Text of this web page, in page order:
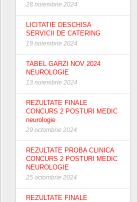
28 noiembrie 2024
LICITATIE DESCHISA
SERVICII DE CATERING
19 noiembrie 2024
TABEL GARZI NOV 2024
NEUROLOGIE
13 noiembrie 2024
REZULTATE FINALE
CONCURS 2 POSTURI MEDIC
neurologie
29 octombrie 2024
REZULTATE PROBA CLINICA
CONCURS 2 POSTURI MEDIC
NEUROLOGIE
25 octombrie 2024
REZULTATE FINALE